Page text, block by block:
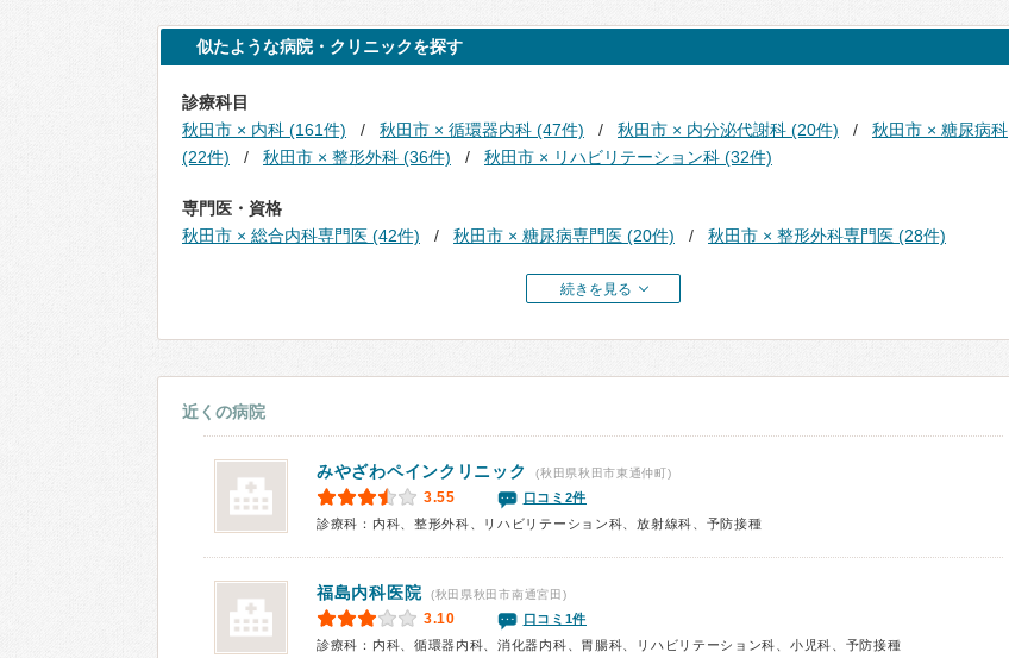
似たような病院・クリニックを探す
診療科目
秋田市 × 内科 (161件)
秋田市 × 循環器内科 (47件) 秋田市 × 内分泌代謝科 (20件)
秋田市 × 糖尿病科
(22件)
秋田市 × 整形外科 (36件) 秋田市 × リハビリテーション科 (32件)
専門医・資格
秋田市 × 総合内科専門医 (42件)
秋田市 × 糖尿病専門医 (20件) 秋田市 × 整形外科専門医 (28件)
続きを見る
近くの病院
みやざわペインクリニック (秋田県秋田市東通仲町)
3.55
口コミ2件
診療科：内科、整形外科、リハビリテーション科、放射線科、予防接種
福島内科医院 (秋田県秋田市南通宮田)
3.10
口コミ1件
診療科：内科、循環器内科、消化器内科、胃腸科、リハビリテーション科、小児科、予防接種